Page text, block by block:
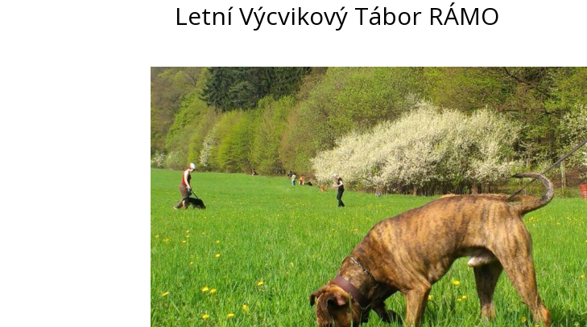
Letní Výcvikový Tábor RÁMO